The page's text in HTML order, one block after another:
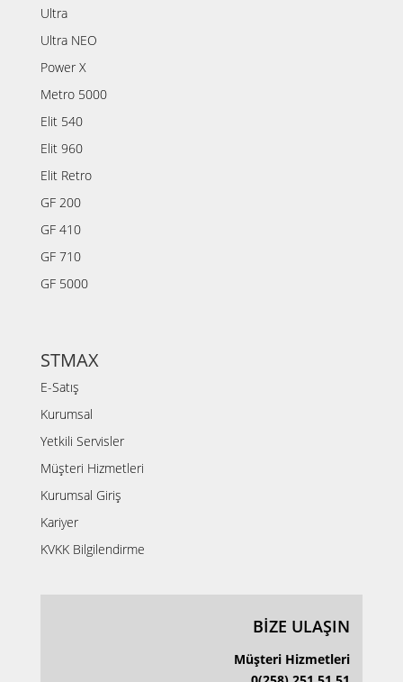
Ultra
Ultra NEO
Power X
Metro 5000
Elit 540
Elit 960
Elit Retro
GF 200
GF 410
GF 710
GF 5000
STMAX
E-Satış
Kurumsal
Yetkili Servisler
Müşteri Hizmetleri
Kurumsal Giriş
Kariyer
KVKK Bilgilendirme
BİZE ULAŞIN
Müşteri Hizmetleri